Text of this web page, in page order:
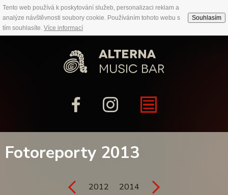
Tento web používá k poskytování služeb, personalizaci reklam a
analýze návštěvnosti soubory cookie. Používáním tohoto webu s
tím souhlasíte. Více informací
Souhlasím
Fotoreporty 2013
2012 2014